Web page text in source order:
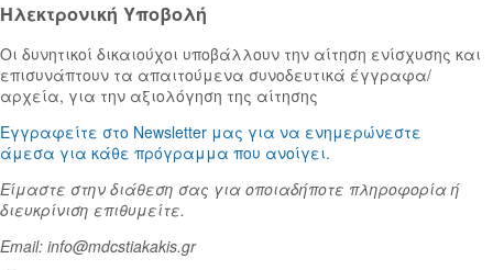
Ηλεκτρονική Υποβολή
Οι δυνητικοί δικαιούχοι υποβάλλουν την αίτηση ενίσχυσης και
επισυνάπτουν τα απαιτούμενα συνοδευτικά έγγραφα/
αρχεία, για την αξιολόγηση της αίτησης
Εγγραφείτε στο Newsletter μας για να ενημερώνεστε
άμεσα για κάθε πρόγραμμα που ανοίγει.
Είμαστε στην διάθεση σας για οποιαδήποτε πληροφορία ή
διευκρίνιση επιθυμείτε.
Email: info@mdcstiakakis.gr